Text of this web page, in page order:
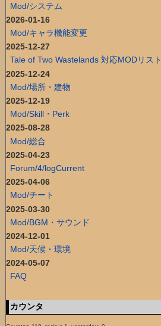
Mod/システム
2026-01-16
Mod/キャラ機能変更
2025-12-27
Tale of Two Wastelands 対応MODリスト
2025-12-24
Mod/場所・建物
2025-12-19
Mod/Skill・Perk
2025-08-28
Mod/総合
2025-04-23
Forum/4/logCurrent
2025-04-06
Mod/チート
2025-03-30
Mod/BGM・サウンド
2024-12-01
Mod/天候・環境
2024-05-07
FAQ
カウンタ